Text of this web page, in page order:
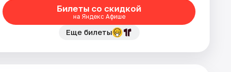
Билеты со скидкой
на Яндекс Афише
Еще билеты